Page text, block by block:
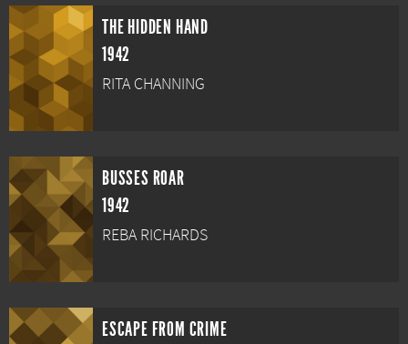
THE HIDDEN HAND
1942
RITA CHANNING
BUSSES ROAR
1942
REBA RICHARDS
ESCAPE FROM CRIME